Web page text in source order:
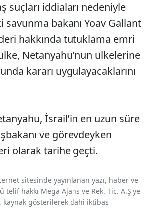
suçları iddiaları nedeniyle
savunma bakanı Yoav Gallant
hakkında tutuklama emri
Netanyahu'nun ülkelerine
kararı uygulayacaklarını
İsrail’in en uzun süre
ve görevdeyken
olarak tarihe geçti.
sitesinde yayınlanan yazı, haber ve
hakkı Mega Ajans ve Rek. Tic. A.Ş'ye
kaynak gösterilerek dahi iktibas